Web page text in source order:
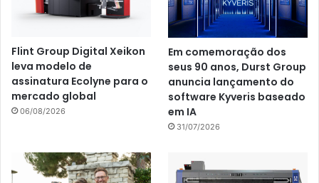
Flint Group Digital Xeikon
leva modelo de
assinatura Ecolyne para o
mercado global
06/08/2026
Em comemoração dos
seus 90 anos, Durst Group
anuncia lançamento do
software Kyveris baseado
em IA
31/07/2026